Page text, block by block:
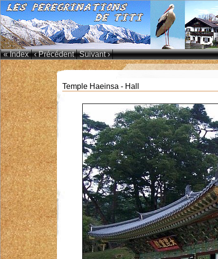
« Index ‹ Précédent Suivant ›
Temple Haeinsa - Hall